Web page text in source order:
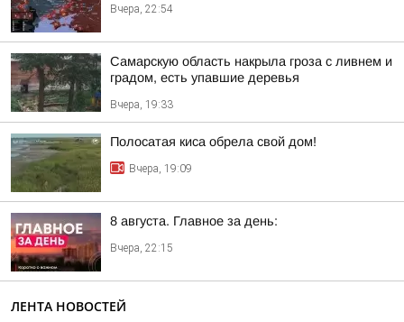
Вчера, 22:54
Самарскую область накрыла гроза с ливнем и
градом, есть упавшие деревья
Вчера, 19:33
Полосатая киса обрела свой дом!
Вчера, 19:09
8 августа. Главное за день:
Вчера, 22:15
ЛЕНТА НОВОСТЕЙ